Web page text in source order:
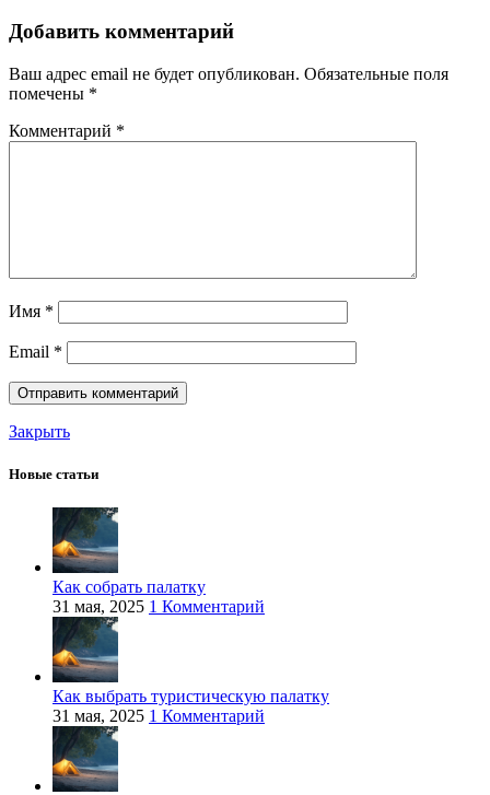
Добавить комментарий
Ваш адрес email не будет опубликован. Обязательные поля
помечены *
Комментарий *
Имя *
Email *
Закрыть
Новые статьи
Как собрать палатку
31 мая, 2025 1 Комментарий
Как выбрать туристическую палатку
31 мая, 2025 1 Комментарий